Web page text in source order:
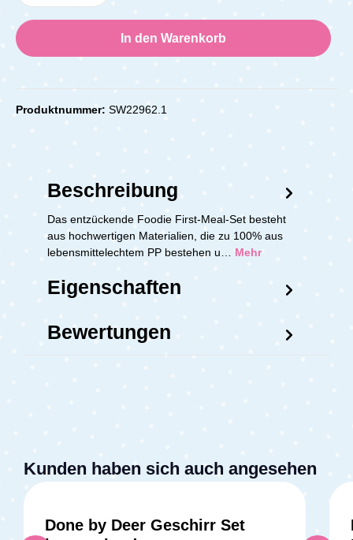
In den Warenkorb
Produktnummer: SW22962.1
Beschreibung
Das entzückende Foodie First-Meal-Set besteht
aus hochwertigen Materialien, die zu 100% aus
lebensmittelechtem PP bestehen u… Mehr
Eigenschaften
Bewertungen
Kunden haben sich auch angesehen
Done by Deer Geschirr Set